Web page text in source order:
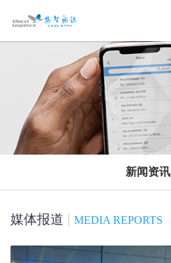
新闻资讯
媒体报道 MEDIA REPORTS